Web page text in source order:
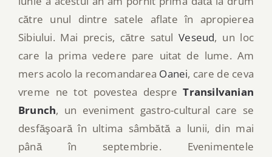
către unul dintre satele aflate în apropierea
Sibiului. Mai precis, către satulVeseud, un loc
care la prima vedere pare uitat de lume. Am
mers acolo la recomandarea Oanei, care de ceva
vreme ne tot povestea despreTransilvanian
Brunch, un eveniment gastro-cultural care se
desfăşoară în ultima sâmbătă a lunii, din mai
până în septembrie. Evenimentele